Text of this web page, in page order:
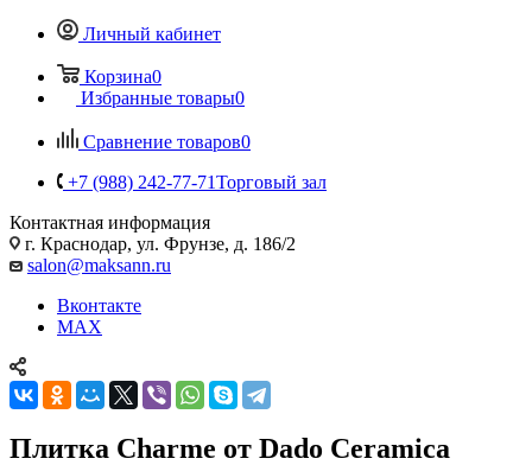
Личный кабинет
Корзина0
Избранные товары0
Сравнение товаров0
+7 (988) 242-77-71Торговый зал
Контактная информация
г. Краснодар, ул. Фрунзе, д. 186/2
salon@maksann.ru
Вконтакте
MAX
Плитка Charme от Dado Ceramica